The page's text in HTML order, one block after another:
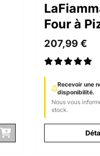
Four à
207,99 €
Recevoir une
disponibilité.
Nous vous
stock.